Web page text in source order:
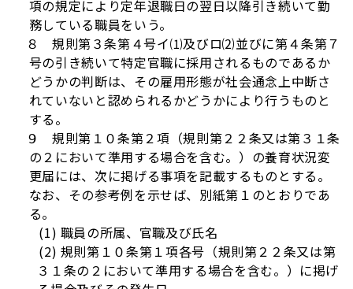
項の規定により定年退職日の翌日以降引き続いて勤
務している職員をいう。
８ 規則第３条第４号イ⑴及びロ⑵並びに第４条第７
号の引き続いて特定官職に採用されるものであるか
どうかの判断は、その雇用形態が社会通念上中断さ
れていないと認められるかどうかにより行うものと
する。
９ 規則第１０条第２項（規則第２２条又は第３１条
の２において準用する場合を含む。）の養育状況変
更届には、次に掲げる事項を記載するものとする。
なお、その参考例を示せば、別紙第１のとおりであ
る。
(1) 職員の所属、官職及び氏名
(2) 規則第１０条第１項各号（規則第２２条又は第
３１条の２において準用する場合を含む。）に掲げ